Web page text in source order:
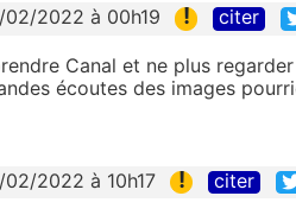
2022 à 00h19 ! citer
Canal et ne plus
écoutes des images
2022 à 10h17 ! citer